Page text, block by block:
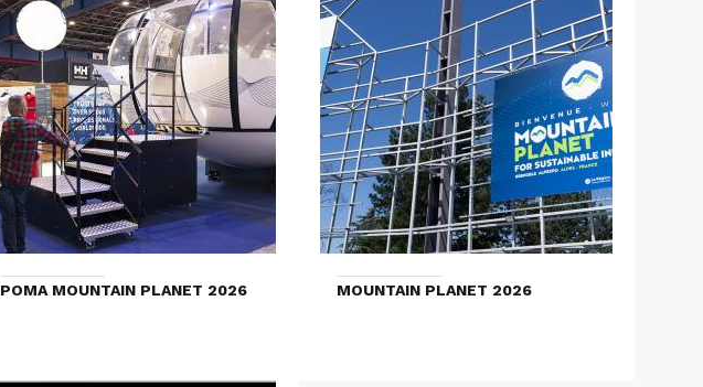
POMA MOUNTAIN PLANET 2026 MOUNTAIN PLANET 2026